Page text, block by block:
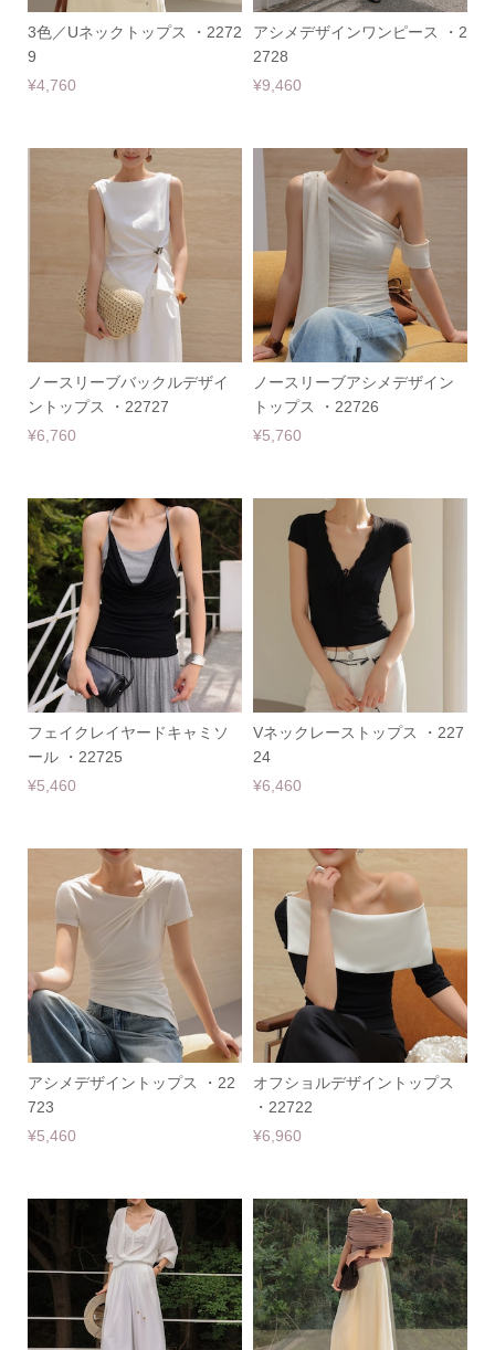
3色／Uネックトップス ・2272
9
¥4,760
アシメデザインワンピース ・2
2728
¥9,460
ノースリーブバックルデザイ
ントップス ・22727
¥6,760
ノースリーブアシメデザイン
トップス ・22726
¥5,760
フェイクレイヤードキャミソ
ール ・22725
¥5,460
Vネックレーストップス ・227
24
¥6,460
アシメデザイントップス ・22
723
¥5,460
オフショルデザイントップス
・22722
¥6,960